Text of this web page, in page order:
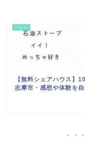
【無料シェアハウス】
志摩市・感想や体験を